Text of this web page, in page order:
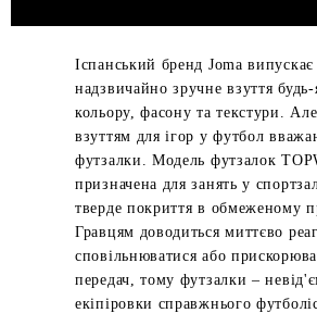
Іспанський бренд Joma випускає
надзвичайно зручне взуття будь-
кольору, фасону та текстури.
взуттям для ігор у футбол
футзалки. Модель футзалок
призначена для занять у
тверде покриття в обмеженому
Гравцям доводиться миттєво
сповільнюватися або
передач, тому футзалки –
екіпіровки справжнього